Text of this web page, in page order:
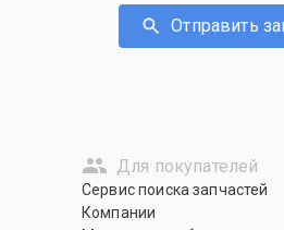
Отправить
Для покупателей
Сервис поиска запчастей
Компании